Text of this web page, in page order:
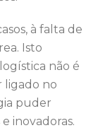
à falta de
Isto
não é
ligado no
puder
inovadoras.